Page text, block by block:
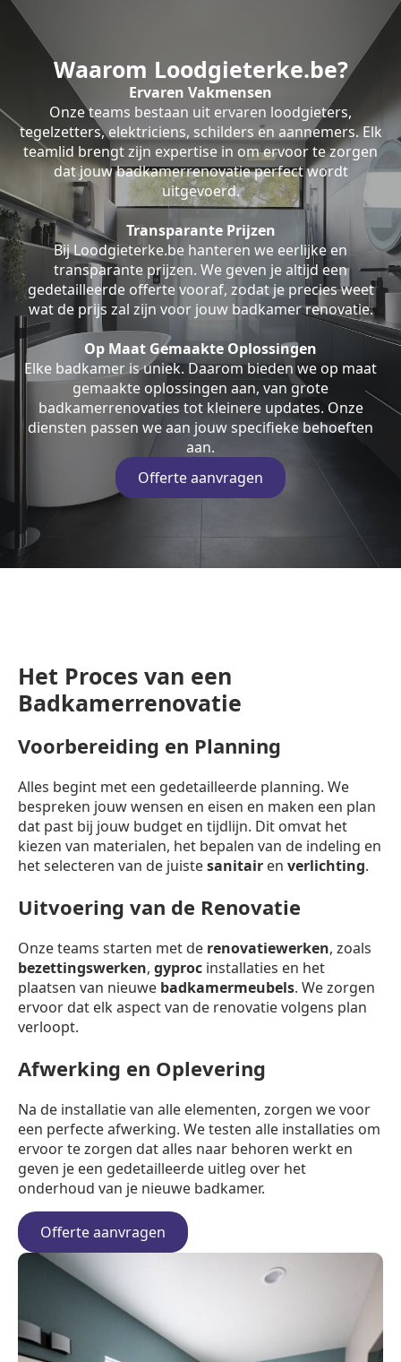
Waarom Loodgieterke.be?
Ervaren Vakmensen
Onze teams bestaan uit ervaren loodgieters,
tegelzetters, elektriciens, schilders en aannemers. Elk
teamlid brengt zijn expertise in om ervoor te zorgen
dat jouw badkamerrenovatie perfect wordt
uitgevoerd.
Transparante Prijzen
Bij Loodgieterke.be hanteren we eerlijke en
transparante prijzen. We geven je altijd een
gedetailleerde offerte vooraf, zodat je precies weet
wat de prijs zal zijn voor jouw badkamer renovatie.
Op Maat Gemaakte Oplossingen
Elke badkamer is uniek. Daarom bieden we op maat
gemaakte oplossingen aan, van grote
badkamerrenovaties tot kleinere updates. Onze
diensten passen we aan jouw specifieke behoeften
aan.
Offerte aanvragen
Het Proces van een
Badkamerrenovatie
Voorbereiding en Planning
Alles begint met een gedetailleerde planning. We
bespreken jouw wensen en eisen en maken een plan
dat past bij jouw budget en tijdlijn. Dit omvat het
kiezen van materialen, het bepalen van de indeling en
het selecteren van de juistesanitair en verlichting.
Uitvoering van de Renovatie
Onze teams starten met de renovatiewerken, zoals
bezettingswerken, gyproc installaties en het
plaatsen van nieuwe badkamermeubels. We zorgen
ervoor dat elk aspect van de renovatie volgens plan
verloopt.
Afwerking en Oplevering
Na de installatie van alle elementen, zorgen we voor
een perfecte afwerking. We testen alle installaties om
ervoor te zorgen dat alles naar behoren werkt en
geven je een gedetailleerde uitleg over het
onderhoud van je nieuwe badkamer.
Offerte aanvragen